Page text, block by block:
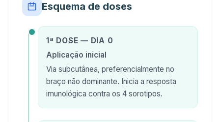
Esquema de doses
1ª DOSE — DIA 0
Aplicação inicial
Via subcutânea, preferencialmente no
braço não dominante. Inicia a resposta
imunológica contra os 4 sorotipos.